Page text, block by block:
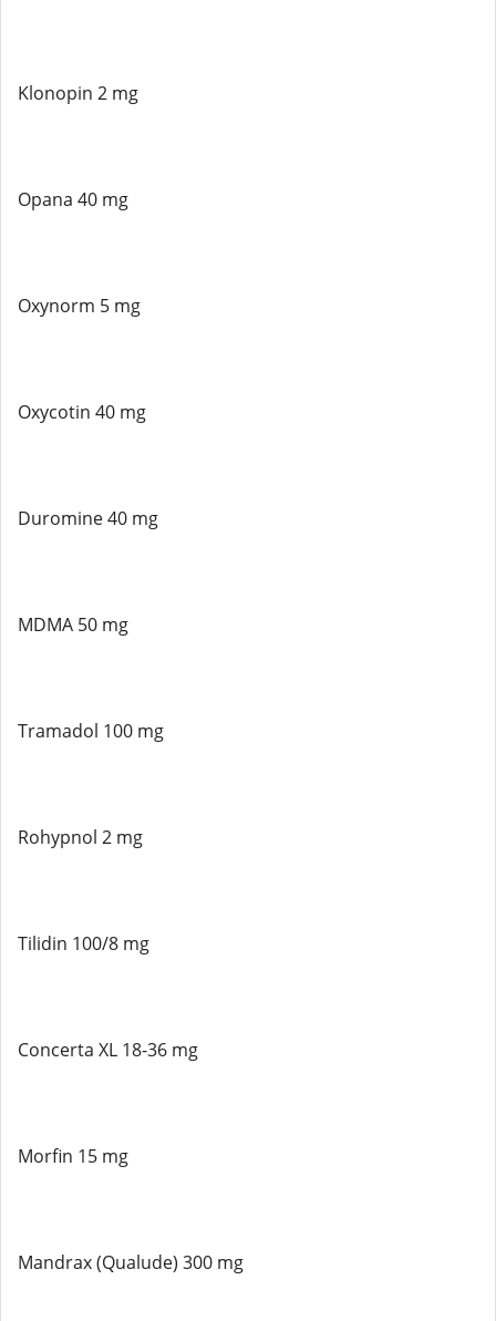
Klonopin 2 mg
Opana 40 mg
Oxynorm 5 mg
Oxycotin 40 mg
Duromine 40 mg
MDMA 50 mg
Tramadol 100 mg
Rohypnol 2 mg
Tilidin 100/8 mg
Concerta XL 18-36 mg
Morfin 15 mg
Mandrax (Qualude) 300 mg